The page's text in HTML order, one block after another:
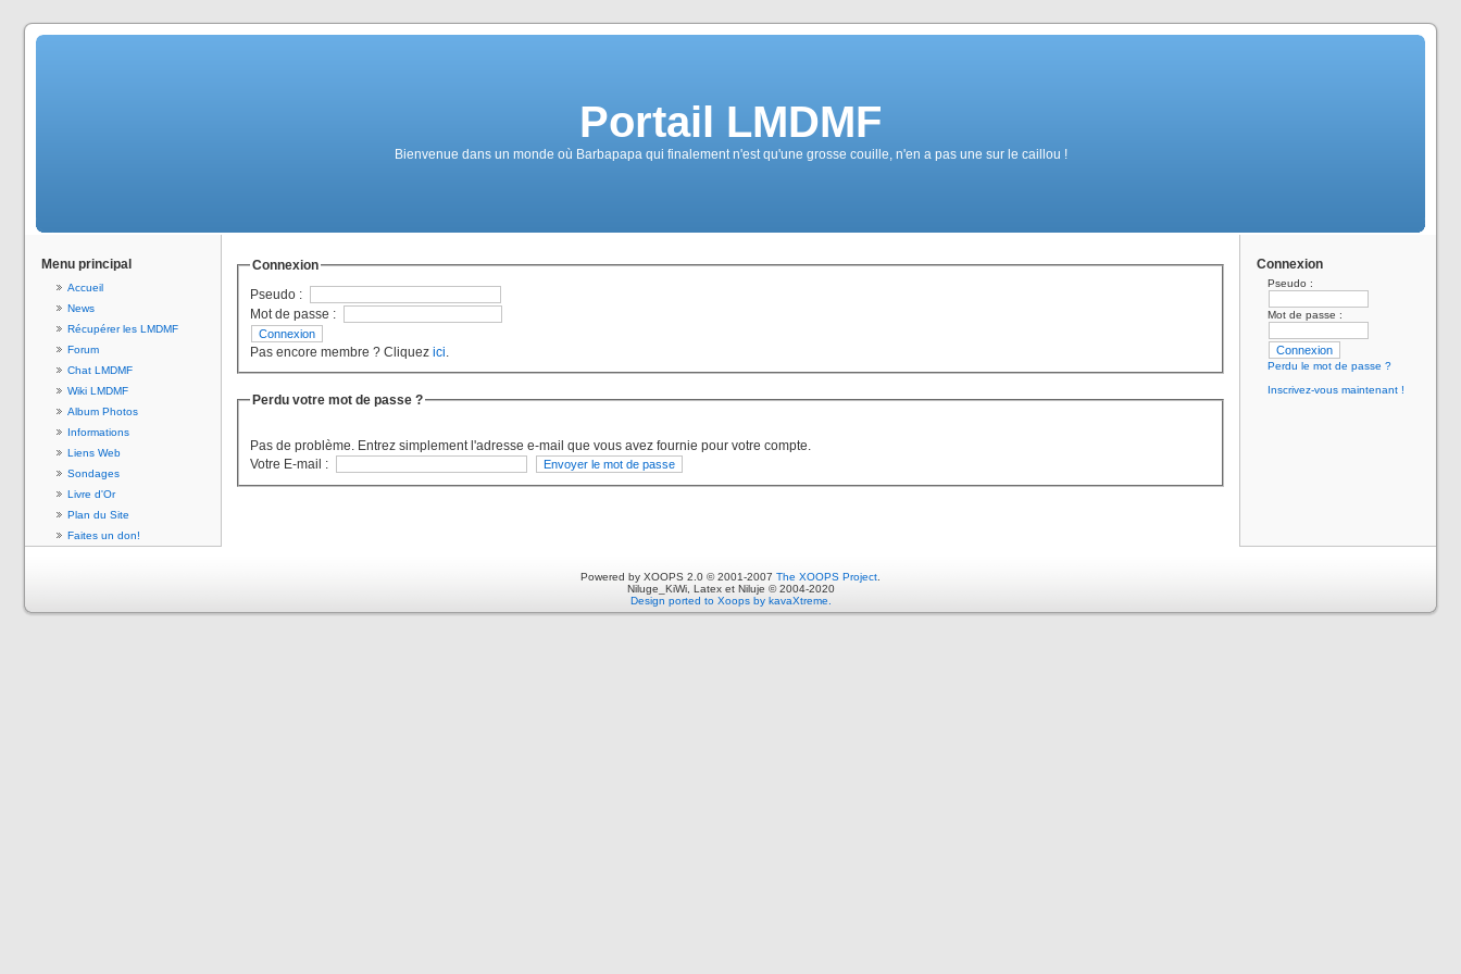
Portail LMDMF
Bienvenue dans un monde où Barbapapa qui finalement n'est qu'une grosse couille, n'en a pas une sur le caillou !
Menu principal
Accueil
News
Récupérer les LMDMF
Forum
Chat LMDMF
Wiki LMDMF
Album Photos
Informations
Liens Web
Sondages
Livre d'Or
Plan du Site
Faites un don!
Connexion
Pseudo :
Mot de passe :
Pas encore membre ? Cliquez ici.
Perdu votre mot de passe ?
Pas de problème. Entrez simplement l'adresse e-mail que vous avez fournie pour votre compte.
Votre E-mail :
Connexion
Pseudo :
Mot de passe :
Perdu le mot de passe ?
Inscrivez-vous maintenant !
Powered by XOOPS 2.0 © 2001-2007 The XOOPS Project
Niluge_KiWi, Latex et Niluje © 2004-2020
Design ported to Xoops by kavaXtreme.